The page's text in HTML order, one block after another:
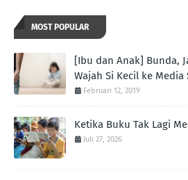
MOST POPULAR
[Ibu dan Anak] Bunda,
Wajah Si Kecil ke Media
Februari 12, 2019
Ketika Buku Tak Lagi
Juli 27, 2026